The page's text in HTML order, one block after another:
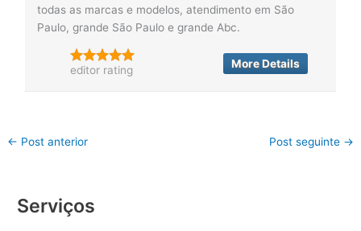
todas as marcas e modelos, atendimento em São
Paulo, grande São Paulo e grande Abc.
editor rating More Details
← Post anterior Post seguinte →
Serviços